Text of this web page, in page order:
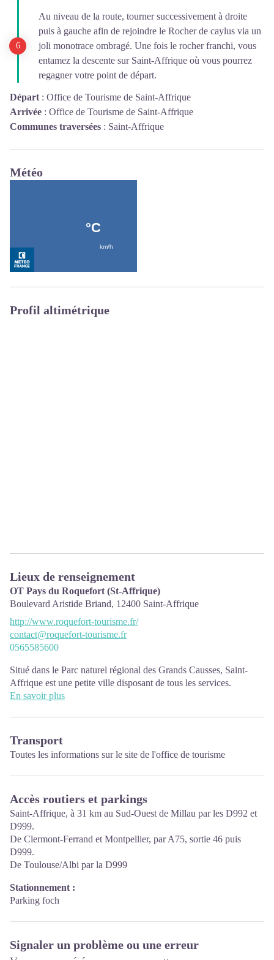
Au niveau de la route, tourner successivement à droite
puis à gauche afin de rejoindre le Rocher de caylus via un
joli monotrace ombragé. Une fois le rocher franchi, vous
entamez la descente sur Saint-Affrique où vous pourrez
regagner votre point de départ.
Départ : Office de Tourisme de Saint-Affrique
Arrivée : Office de Tourisme de Saint-Affrique
Communes traversées : Saint-Affrique
Météo
Profil altimétrique
Lieux de renseignement
OT Pays du Roquefort (St-Affrique)
Boulevard Aristide Briand, 12400 Saint-Affrique
http://www.roquefort-tourisme.fr/
contact@roquefort-tourisme.fr
0565585600
Situé dans le Parc naturel régional des Grands Causses, Saint-
Affrique est une petite ville disposant de tous les services.
L'Office de Tourisme se trouve 1 Boulevard Aristide Briand
De juillet à août ouvert du lundi au samedi de 10h à 12h30 et de
14h30 à 18h30
De septembre à juin :
de 9h à 12h30 et de 13h30 à 17h30 ; le samedi matin de 10h à
12h30.
En savoir plus
Transport
Toutes les informations sur le site de l'office de tourisme
Accès routiers et parkings
Saint-Affrique, à 31 km au Sud-Ouest de Millau par les D992 et
D999.
De Clermont-Ferrand et Montpellier, par A75, sortie 46 puis
D999.
De Toulouse/Albi par la D999
Stationnement :
Parking foch
Signaler un problème ou une erreur